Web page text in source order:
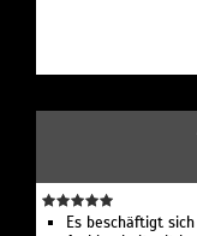
Es beschäftigt